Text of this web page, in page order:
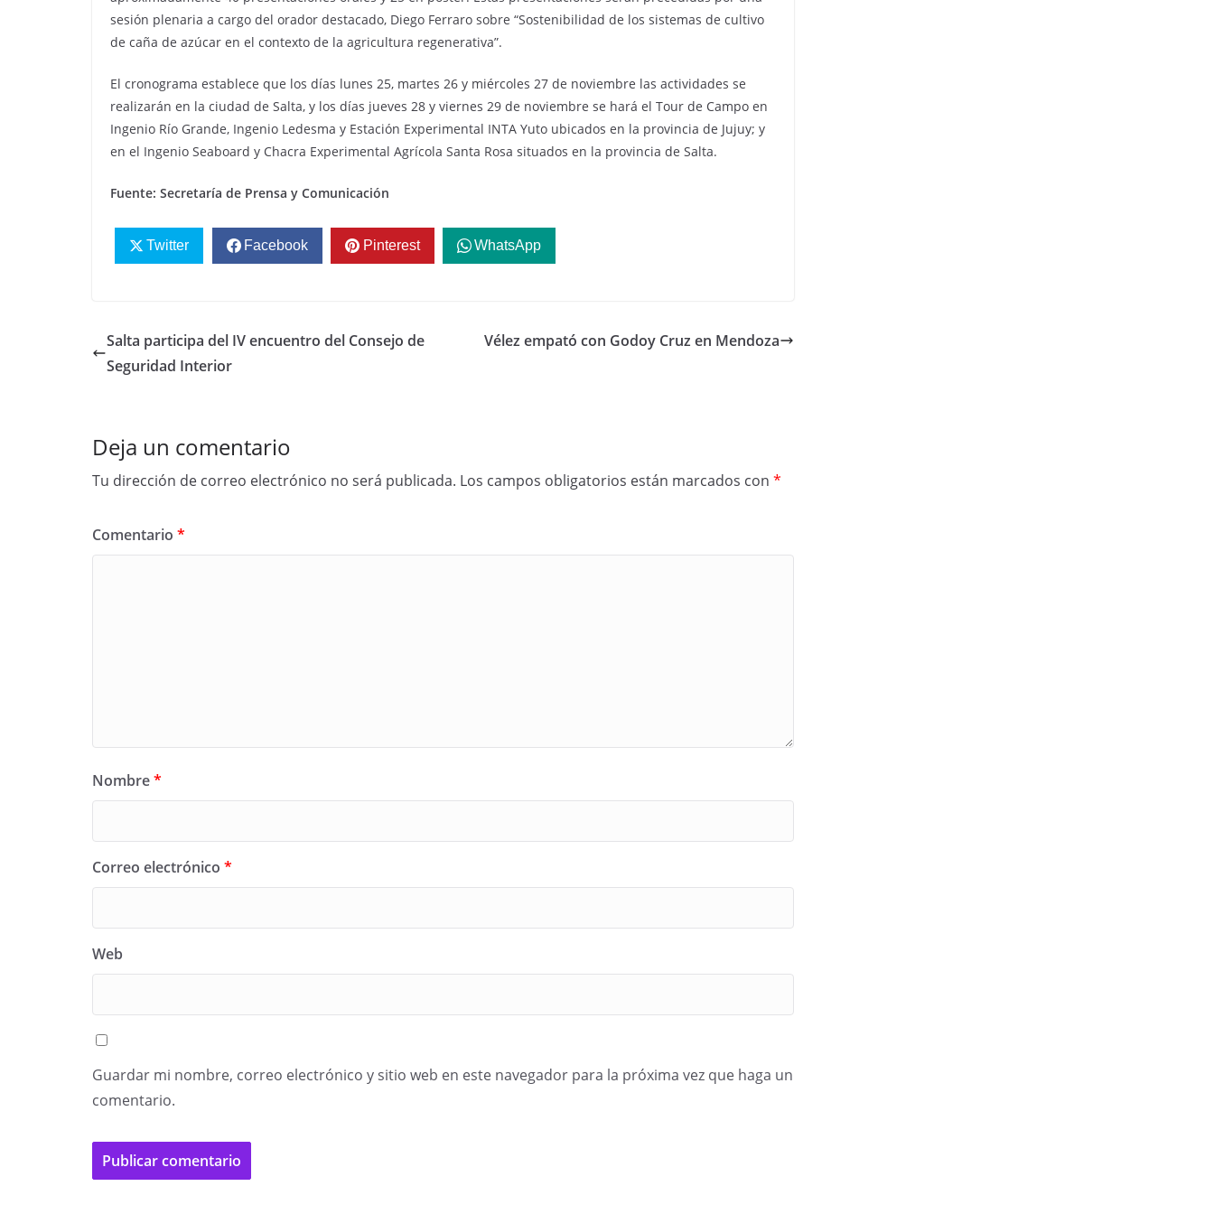
sesión plenaria a cargo del orador destacado, Diego Ferraro sobre “Sostenibilidad de los sistemas de cultivo
de caña de azúcar en el contexto de la agricultura regenerativa”.
El cronograma establece que los días lunes 25, martes 26 y miércoles 27 de noviembre las actividades se
realizarán en la ciudad de Salta, y los días jueves 28 y viernes 29 de noviembre se hará el Tour de Campo en
Ingenio Río Grande, Ingenio Ledesma y Estación Experimental INTA Yuto ubicados en la provincia de Jujuy; y
en el Ingenio Seaboard y Chacra Experimental Agrícola Santa Rosa situados en la provincia de Salta.
Fuente: Secretaría de Prensa y Comunicación
Twitter Facebook Pinterest WhatsApp
Salta participa del IV encuentro del Consejo de
Seguridad Interior
Vélez empató con Godoy Cruz en Mendoza
Deja un comentario
Tu dirección de correo electrónico no será publicada. Los campos obligatorios están marcados con *
Comentario *
Nombre*
Correo electrónico *
Web
Guardar mi nombre, correo electrónico y sitio web en este navegador para la próxima vez que haga un
comentario.